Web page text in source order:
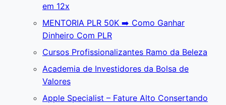
em 12x
MENTORIA PLR 50K ➡️ Como Ganhar
Dinheiro Com PLR
Cursos Profissionalizantes Ramo da Beleza
Academia de Investidores da Bolsa de
Valores
Apple Specialist – Fature Alto Consertando